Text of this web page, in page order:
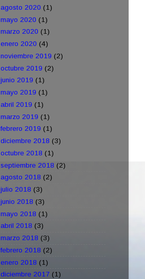
agosto 2020 (1)
mayo 2020 (1)
marzo 2020 (1)
enero 2020 (4)
noviembre 2019 (2)
octubre 2019 (2)
junio 2019 (1)
mayo 2019 (1)
abril 2019 (1)
marzo 2019 (1)
febrero 2019 (1)
diciembre 2018 (3)
octubre 2018 (1)
septiembre 2018 (2)
agosto 2018 (2)
julio 2018 (3)
junio 2018 (3)
mayo 2018 (1)
abril 2018 (3)
marzo 2018 (3)
febrero 2018 (2)
enero 2018 (1)
diciembre 2017 (1)